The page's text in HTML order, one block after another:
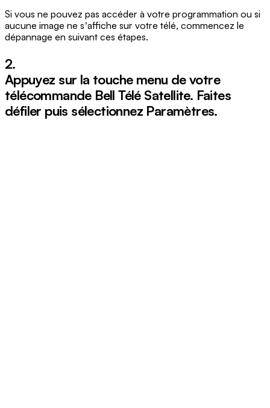
Si vous ne pouvez pas accéder à votre programmation ou si
aucune image ne sʼaffiche sur votre télé, commencez le
dépannage en suivant ces étapes.
2.
Appuyez sur la touche menu de votre
télécommande Bell Télé Satellite. Faites
défiler puis sélectionnez Paramètres.